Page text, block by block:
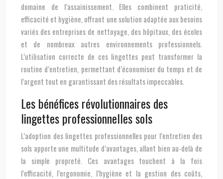
domaine de l’assainissement. Elles combinent praticité,
efficacité et hygiène, offrant une solution adaptée aux besoins
variés des entreprises de nettoyage, des hôpitaux, des écoles
et de nombreux autres environnements professionnels.
L’utilisation correcte de ces lingettes peut transformer la
routine d’entretien, permettant d’économiser du temps et de
l’argent tout en garantissant des résultats impeccables.
Les bénéfices révolutionnaires des
lingettes professionnelles sols
L’adoption des lingettes professionnelles pour l’entretien des
sols apporte une multitude d’avantages, allant bien au-delà de
la simple propreté. Ces avantages touchent à la fois
l’efficacité, l’ergonomie, l’hygiène et la gestion des coûts,